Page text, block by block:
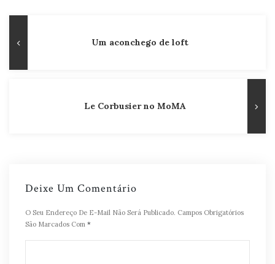
de
Post
Publicação
Um aconchego de loft
Le Corbusier no MoMA
Deixe Um Comentário
O Seu Endereço De E-Mail Não Será Publicado. Campos Obrigatórios
São Marcados Com *